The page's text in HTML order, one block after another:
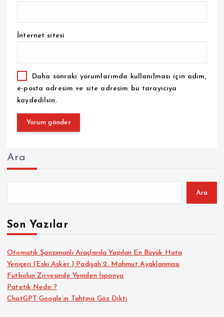
İnternet sitesi
Daha sonraki yorumlarımda kullanılması için adım,
e-posta adresim ve site adresim bu tarayıcıya
kaydedilsin.
Ara
Ara
Son Yazılar
Otomatik Şanzımanlı Araçlarda Yapılan En Büyük Hata
Yeniçeri (Eski Asker ) Padişah 2. Mahmut Ayaklanması
Futbolun Zirvesinde Yeniden İspanya
Patetik Nedir ?
ChatGPT Google’ın Tahtına Göz Dikti